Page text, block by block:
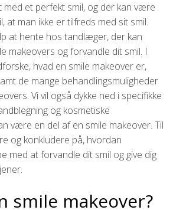
med et perfekt smil, og der kan være
at man ikke er tilfreds med sit smil.
at hente hos tandlæger, der kan
makeovers og forvandle dit smil. I
hvad en smile makeover er,
de mange behandlingsmuligheder
Vi vil også dykke ned i specifikke
og kosmetiske
være en del af en smile makeover. Til
og konkludere på, hvordan
med at forvandle dit smil og give dig
smile makeover?